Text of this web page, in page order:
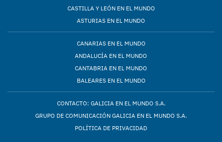
CASTILLA Y LEÓN EN EL MUNDO
ASTURIAS EN EL MUNDO
CANARIAS EN EL MUNDO
ANDALUCÍA EN EL MUNDO
CANTABRIA EN EL MUNDO
BALEARES EN EL MUNDO
CONTACTO: GALICIA EN EL MUNDO S.A.
GRUPO DE COMUNICACIÓN GALICIA EN EL MUNDO S.A.
POLÍTICA DE PRIVACIDAD